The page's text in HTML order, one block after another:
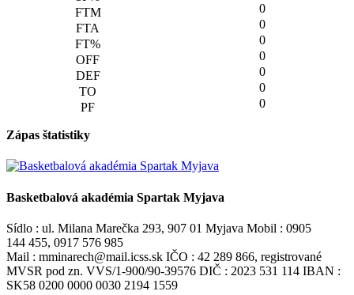
0
0
0
0
0
0
0
Zápas štatistiky
Basketbalová akadémia Spartak Myjava
Sídlo : ul. Milana Marečka 293, 907 01 Myjava Mobil : 0905
144 455, 0917 576 985
Mail : mminarech@mail.icss.sk IČO : 42 289 866, registrované
MVSR pod zn. VVS/1-900/90-39576 DIČ : 2023 531 114 IBAN :
SK58 0200 0000 0030 2194 1559